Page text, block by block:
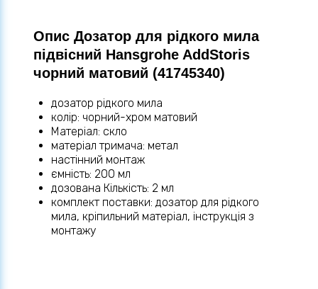
Опис Дозатор для рідкого мила
підвісний Hansgrohe AddStoris
чорний матовий (41745340)
дозатор рідкого мила
колір: чорний-хром матовий
Матеріал: скло
матеріал тримача: метал
настінний монтаж
ємність: 200 мл
дозована Кількість: 2 мл
комплект поставки: дозатор для рідкого
мила, кріпильний матеріал, інструкція з
монтажу